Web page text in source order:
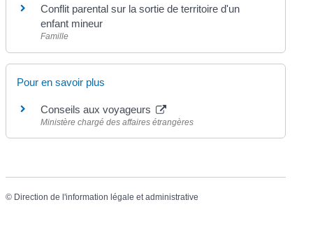
Conflit parental sur la sortie de territoire d'un
enfant mineur
Famille
Pour en savoir plus
Conseils aux voyageurs
Ministère chargé des affaires étrangères
© Direction de l'information légale et administrative